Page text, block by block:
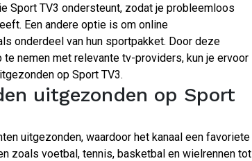
Sport TV3 ondersteunt, zodat je probleemloos
Een andere optie is om online
onderdeel van hun sportpakket. Door deze
nemen met relevante tv-providers, kun je ervoor
op Sport TV3.
uitgezonden op Sport
uitgezonden, waardoor het kanaal een favoriete
zoals voetbal, tennis, basketbal en wielrennen tot